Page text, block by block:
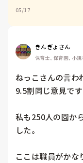
05/17
きんぎょさん
保育士, 保育園, 小
ねっこさんの言わ
9.5割同じ意見です
私も250人の園か
した。
ここは職員がかな